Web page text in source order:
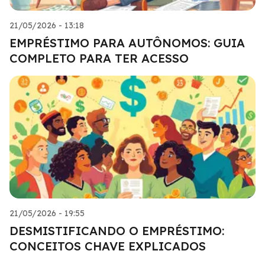
21/05/2026 - 13:18
EMPRÉSTIMO PARA AUTÔNOMOS: GUIA
COMPLETO PARA TER ACESSO
21/05/2026 - 19:55
DESMISTIFICANDO O EMPRÉSTIMO:
CONCEITOS CHAVE EXPLICADOS